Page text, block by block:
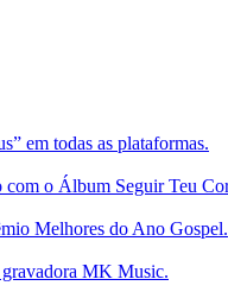
em todas as plataformas.
o Álbum Seguir Teu
Melhores do Ano Gospel.
gravadora MK Music.